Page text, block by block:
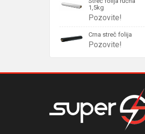
1,5kg
Pozovite!
Crna streč folija
Pozovite!